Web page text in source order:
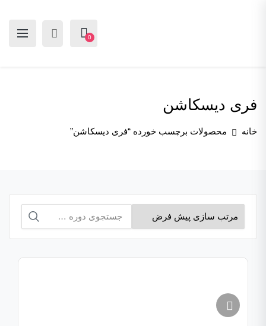
0
فری دیسکاشن
خانه محصولات برچسب خورده “فری دیسکاشن”
جستجو